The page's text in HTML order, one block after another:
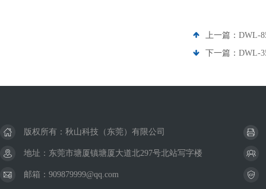
上一篇： DWL-
下一篇： DWL-
版权所有：秋山科技（东莞）有限公司
地址：东莞市塘厦镇塘厦大道北297号北站写字楼
邮箱：909879999@qq.com